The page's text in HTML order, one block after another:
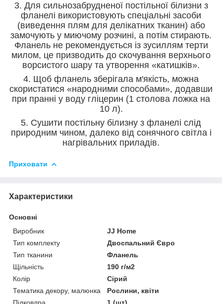
3. Для сильнозабрудненої постільної білизни з
фланелі використовують спеціальні засоби
(виведення плям для делікатних тканин) або
замочують у миючому розчині, а потім стирають.
Фланель не рекомендується із зусиллям терти
милом, це призводить до скочування верхнього
ворсистого шару та утворення «катишків».
4. Щоб фланель зберігала м'якість, можна
скористатися «народними способами», додавши
при пранні у воду гліцерин (1 столова ложка на
10 л).
5. Сушити постільну білизну з фланелі слід
природним чином, далеко від сонячного світла і
нагрівальних приладів.
Приховати
Характеристики
Основні
Виробник
JJ Home
Тип комплекту
Двоспальний Євро
Тип тканини
Фланель
Щільність
190 г/м2
Колір
Сірий
Тематика декору, малюнка
Рослини, квіти
Підковдра
1 (шт)